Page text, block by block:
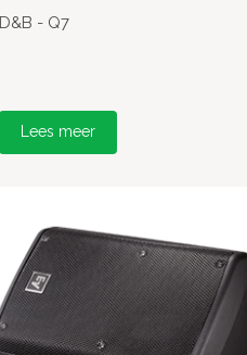
D&B - Q7
Lees meer